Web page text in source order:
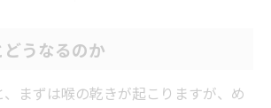
うなるのか
まずは喉の乾きが起こりますが、め